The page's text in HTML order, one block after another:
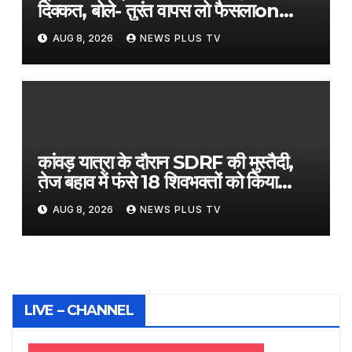
दिक्कत, बोले- तुरंत वापस लो फैसला​on
August 8, 2026 at 1:17 pm
AUG 8, 2026 NEWS PLUS TV
कांवड़ यात्रा के दौरान SDRF की मुस्तैदी,
तेज बहाव में फंसे 18 शिवभक्तों को किया
रेस्क्यू​on August 8, 2026 at 1:21
pm
AUG 8, 2026 NEWS PLUS TV
LIVE – CHANNEL